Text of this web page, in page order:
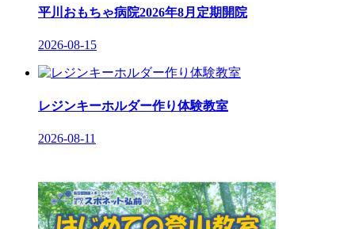
平川おもちゃ病院2026年8月定期開院
2026-08-15
レジンキーホルダー作り体験教室
2026-08-11